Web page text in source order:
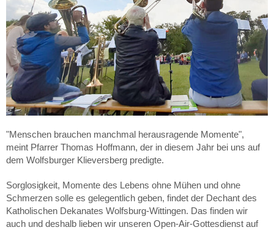
"Menschen brauchen manchmal herausragende Momente",
meint Pfarrer Thomas Hoffmann, der in diesem Jahr bei uns auf
dem Wolfsburger Klieversberg predigte.
Sorglosigkeit, Momente des Lebens ohne Mühen und ohne
Schmerzen solle es gelegentlich geben, findet der Dechant des
Katholischen Dekanates Wolfsburg-Wittingen. Das finden wir
auch und deshalb lieben wir unseren Open-Air-Gottesdienst auf